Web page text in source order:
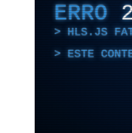
ERRO
HLS.JS
ESTE